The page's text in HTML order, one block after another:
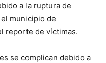
a la ruptura de
municipio de
reporte de víctimas.
se complican debido a